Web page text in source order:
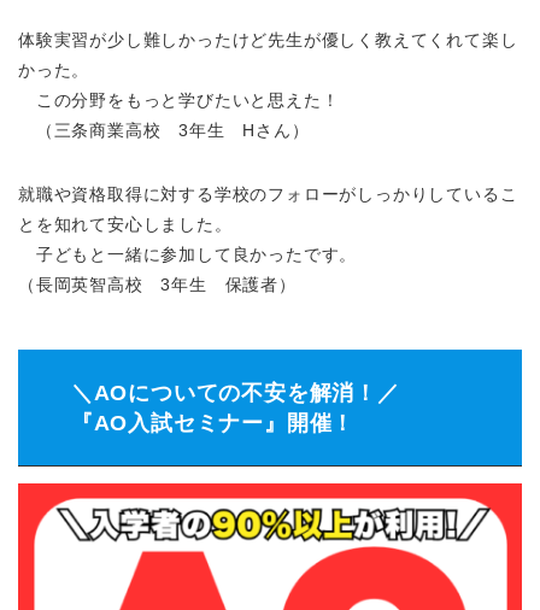
体験実習が少し難しかったけど先生が優しく教えてくれて楽し
かった。
この分野をもっと学びたいと思えた！
（三条商業高校 3年生 Hさん）
就職や資格取得に対する学校のフォローがしっかりしているこ
とを知れて安心しました。
子どもと一緒に参加して良かったです。
（長岡英智高校 3年生 保護者）
＼AOについての不安を解消！／
『AO入試セミナー』開催！